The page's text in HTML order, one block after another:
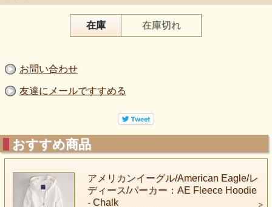
在庫 在庫切れ
お問い合わせ
友達にメールですすめる
おすすめ商品
アメリカンイーグル/American Eagle/レ
ディース/パーカー：AE Fleece Hoodie
- Chalk